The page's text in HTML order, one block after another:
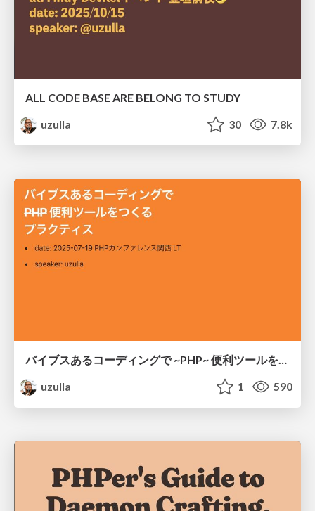
ALL CODE BASE ARE BELONG TO STUDY
uzulla
30 7.8k
uzulla
1 590